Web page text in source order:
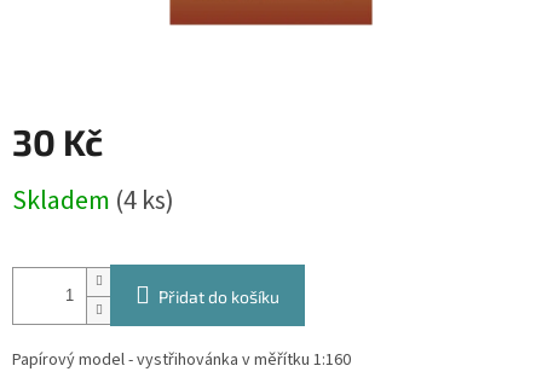
30 Kč
cena:
Skladem (4 ks)
Přidat do košíku
Papírový model - vystřihovánka v měřítku 1:160